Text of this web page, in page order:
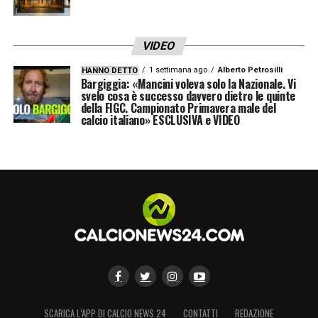
VIDEO
HANNO DETTO 1 settimana ago Alberto Petrosilli
Bargiggia: «Mancini voleva solo la Nazionale. Vi
svelo cosa è successo davvero dietro le quinte
della FIGC. Campionato Primavera male del
calcio italiano» ESCLUSIVA e VIDEO
SCARICA L’APP DI CALCIO NEWS 24 CONTATTI REDAZIONE